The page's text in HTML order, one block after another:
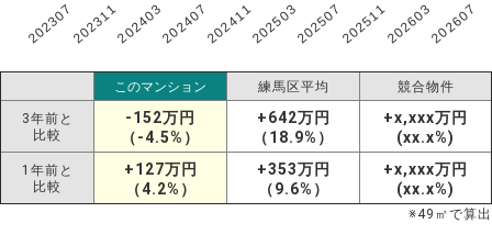
202307202311202403202407202411202503202507202511202603202607
このマンション 練馬区平均 競合物件
3年前と
比較
-152万円
（-4.5%）
+642万円
（18.9%）
+x,xxx万円
(xx.x%)
1年前と
比較
+127万円
（4.2%）
+353万円
（9.6%）
+x,xxx万円
(xx.x%)
※49 ㎡で算出